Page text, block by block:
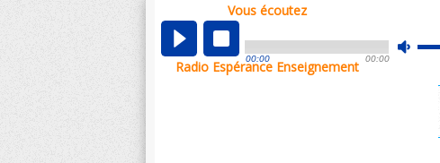
Vous écoutez
00:00 00:00
Radio Espérance Enseignement
00:01
00:58 Père Ludovic Frère • Homélie du
01:11 Mgr Benoît Rivière